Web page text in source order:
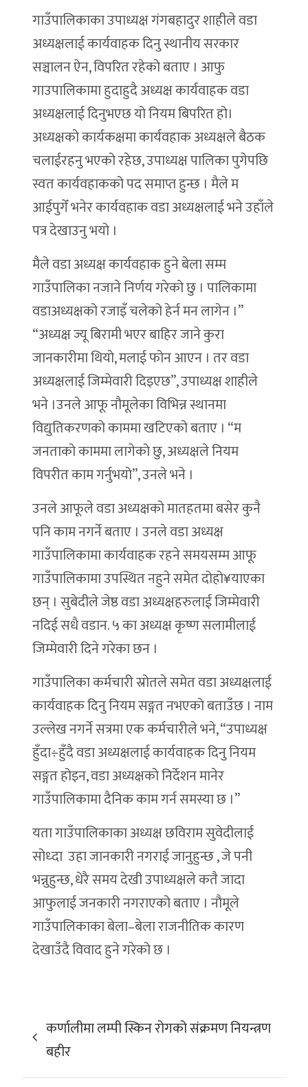
गाउँपालिकाका उपाध्यक्ष गंगबहादुर शाहीले वडा
अध्यक्षलाई कार्यवाहक दिनु स्थानीय सरकार
सञ्चालन ऐन, विपरित रहेको बताए । आफु
गाउपालिकामा हुदाहुदै अध्यक्ष कार्यवाहक वडा
अध्यक्षलाई दिनुभएछ यो नियम बिपरित हो।
अध्यक्षको कार्यकक्षमा कार्यवहाक अध्यक्षले बैठक
चलाईरहनु भएको रहेछ, उपाध्यक्ष पालिका पुगेपछि
स्वत कार्यवहाकको पद समाप्त हुन्छ । मैले म
आईपुगेँ भनेर कार्यवहाक वडा अध्यक्षलाई भने उहाँले
पत्र देखाउनु भयो ।
मैले वडा अध्यक्ष कार्यवहाक हुने बेला सम्म
गाउँपालिका नजाने निर्णय गरेको छु । पालिकामा
वडाअध्यक्षको रजाइँ चलेको हेर्न मन लागेन ।”
“अध्यक्ष ज्यू बिरामी भएर बाहिर जाने कुरा
जानकारीमा थियो, मलाई फोन आएन । तर वडा
अध्यक्षलाई जिम्मेवारी दिइएछ”, उपाध्यक्ष शाहीले
भने ।उनले आफू नौमूलेका विभिन्न स्थानमा
विद्युतिकरणको काममा खटिएको बताए । “म
जनताको काममा लागेको छु, अध्यक्षले नियम
विपरीत काम गर्नुभयो”, उनले भने ।
उनले आफूले वडा अध्यक्षको मातहतमा बसेर कुनै
पनि काम नगर्ने बताए । उनले वडा अध्यक्ष
गाउँपालिकामा कार्यवाहक रहने समयसम्म आफू
गाउँपालिकामा उपस्थित नहुने समेत दोहो¥याएका
छन् । सुबेदीले जेष्ठ वडा अध्यक्षहरुलाई जिम्मेवारी
नदिई सधै वडान. ५ का अध्यक्ष कृष्ण सलामीलाई
जिम्मेवारी दिने गरेका छन ।
गाउँपालिका कर्मचारी स्रोतले समेत वडा अध्यक्षलाई
कार्यवाहक दिनु नियम सङ्गत नभएको बताउँछ । नाम
उल्लेख नगर्ने सत्रमा एक कर्मचारीले भने, “उपाध्यक्ष
हुँदा÷हुँदै वडा अध्यक्षलाई कार्यवाहक दिनु नियम
सङ्गत होइन, वडा अध्यक्षको निर्देशन मानेर
गाउँपालिकामा दैनिक काम गर्न समस्या छ ।”
यता गाउँपालिकाका अध्यक्ष छविराम सुवेदीलाई
सोध्दा उहा जानकारी नगराई जानुहुन्छ , जे पनी
भन्नुहुन्छ, धेरै समय देखी उपाध्यक्षले कतै जादा
आफुलाई जनकारी नगराएको बताए । नौमूले
गाउँपालिकाका बेला–बेला राजनीतिक कारण
देखाउँदै विवाद हुने गरेको छ ।
navigation
कर्णालीमा लम्पी स्किन रोगको संक्रमण नियन्त्रण
बहीर